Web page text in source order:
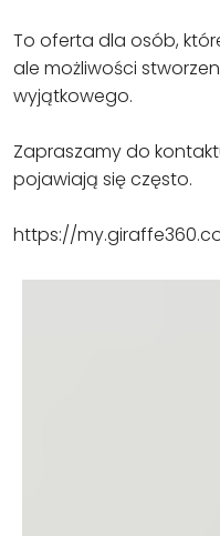
To oferta dla osób,
ale możliwości
wyjątkowego.
Zapraszamy do
pojawiają się często.
https://